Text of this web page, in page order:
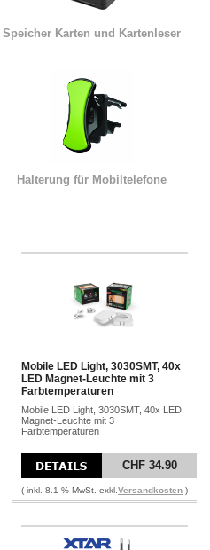
Speicher Karten und Kartenleser
Halterung für Mobiltelefone
Mobile LED Light, 3030SMT, 40x
LED Magnet-Leuchte mit 3
Farbtemperaturen
Mobile LED Light, 3030SMT, 40x LED
Magnet-Leuchte mit 3
Farbtemperaturen
CHF 34.90
( inkl. 8.1 % MwSt. exkl. Versandkosten )